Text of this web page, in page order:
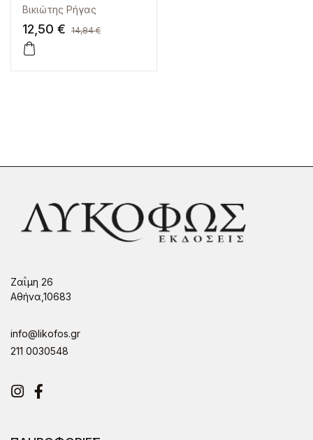
Δοκιμασία
Βικιώτης Ρήγας
12,50 € 14,84€
Ζαΐμη 26
Αθήνα,10683
info@likofos.gr
211 0030548
Instagram
Facebook